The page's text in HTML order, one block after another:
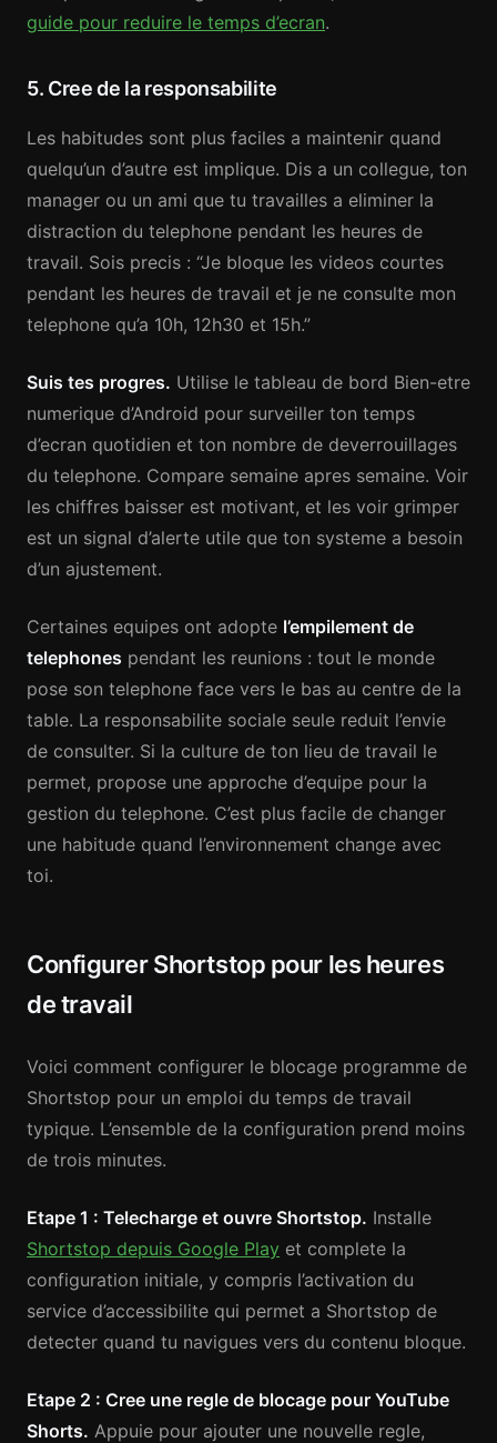
guide pour reduire le temps d’ecran.
5. Cree de la responsabilite
Les habitudes sont plus faciles a maintenir quand
quelqu’un d’autre est implique. Dis a un collegue, ton
manager ou un ami que tu travailles a eliminer la
distraction du telephone pendant les heures de
travail. Sois precis : “Je bloque les videos courtes
pendant les heures de travail et je ne consulte mon
telephone qu’a 10h, 12h30 et 15h.”
Suis tes progres. Utilise le tableau de bord Bien-etre
numerique d’Android pour surveiller ton temps
d’ecran quotidien et ton nombre de deverrouillages
du telephone. Compare semaine apres semaine. Voir
les chiffres baisser est motivant, et les voir grimper
est un signal d’alerte utile que ton systeme a besoin
d’un ajustement.
Certaines equipes ont adopte l’empilement de
telephones pendant les reunions : tout le monde
pose son telephone face vers le bas au centre de la
table. La responsabilite sociale seule reduit l’envie
de consulter. Si la culture de ton lieu de travail le
permet, propose une approche d’equipe pour la
gestion du telephone. C’est plus facile de changer
une habitude quand l’environnement change avec
toi.
Configurer Shortstop pour les heures
de travail
Voici comment configurer le blocage programme de
Shortstop pour un emploi du temps de travail
typique. L’ensemble de la configuration prend moins
de trois minutes.
Etape 1 : Telecharge et ouvre Shortstop. Installe
Shortstop depuis Google Play et complete la
configuration initiale, y compris l’activation du
service d’accessibilite qui permet a Shortstop de
detecter quand tu navigues vers du contenu bloque.
Etape 2 : Cree une regle de blocage pour YouTube
Shorts. Appuie pour ajouter une nouvelle regle,